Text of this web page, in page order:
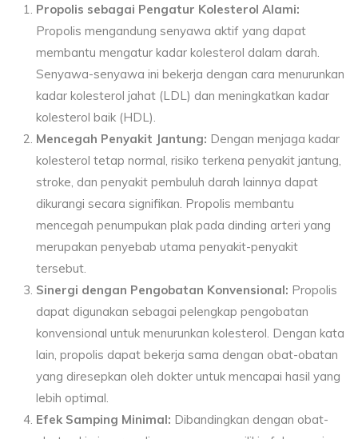
Propolis sebagai Pengatur Kolesterol Alami:
Propolis mengandung senyawa aktif yang dapat
membantu mengatur kadar kolesterol dalam darah.
Senyawa-senyawa ini bekerja dengan cara menurunkan
kadar kolesterol jahat (LDL) dan meningkatkan kadar
kolesterol baik (HDL).
Mencegah Penyakit Jantung: Dengan menjaga kadar
kolesterol tetap normal, risiko terkena penyakit jantung,
stroke, dan penyakit pembuluh darah lainnya dapat
dikurangi secara signifikan. Propolis membantu
mencegah penumpukan plak pada dinding arteri yang
merupakan penyebab utama penyakit-penyakit
tersebut.
Sinergi dengan Pengobatan Konvensional: Propolis
dapat digunakan sebagai pelengkap pengobatan
konvensional untuk menurunkan kolesterol. Dengan kata
lain, propolis dapat bekerja sama dengan obat-obatan
yang diresepkan oleh dokter untuk mencapai hasil yang
lebih optimal.
Efek Samping Minimal: Dibandingkan dengan obat-